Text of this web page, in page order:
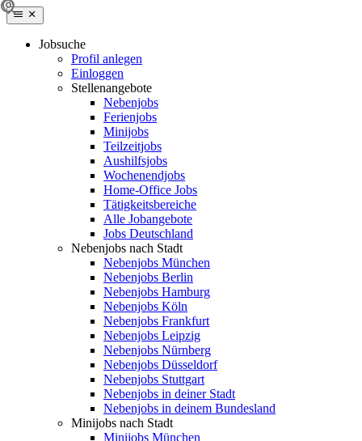
Jobsuche
Profil anlegen
Einloggen
Stellenangebote
Nebenjobs
Ferienjobs
Minijobs
Teilzeitjobs
Aushilfsjobs
Wochenendjobs
Home-Office Jobs
Tätigkeitsbereiche
Alle Jobangebote
Jobs Deutschland
Nebenjobs nach Stadt
Nebenjobs München
Nebenjobs Berlin
Nebenjobs Hamburg
Nebenjobs Köln
Nebenjobs Frankfurt
Nebenjobs Leipzig
Nebenjobs Nürnberg
Nebenjobs Düsseldorf
Nebenjobs Stuttgart
Nebenjobs in deiner Stadt
Nebenjobs in deinem Bundesland
Minijobs nach Stadt
Minijobs München